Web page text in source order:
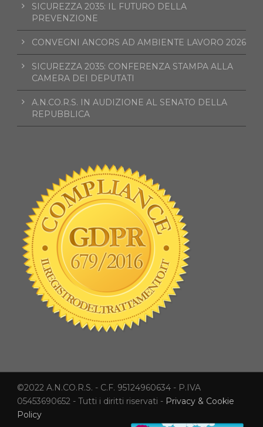
SICUREZZA 2035: IL FUTURO DELLA
PREVENZIONE
CONVEGNI ANCORS AD AMBIENTE LAVORO 2026
SICUREZZA 2035: CONFERENZA STAMPA ALLA
CAMERA DEI DEPUTATI
A.N.CO.R.S. IN AUDIZIONE AL SENATO DELLA
REPUBBLICA
©2022 A.N.CO.R.S. - C.F. 95124960634 - P.IVA
05453690652 - Tutti i diritti riservati - Privacy & Cookie
Policy